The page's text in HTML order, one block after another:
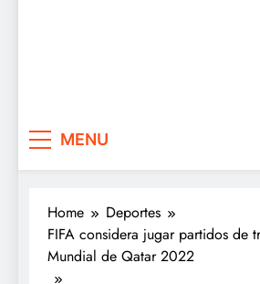
MENU
Home
Deportes
FIFA considera jugar partidos de
Mundial de Qatar 2022